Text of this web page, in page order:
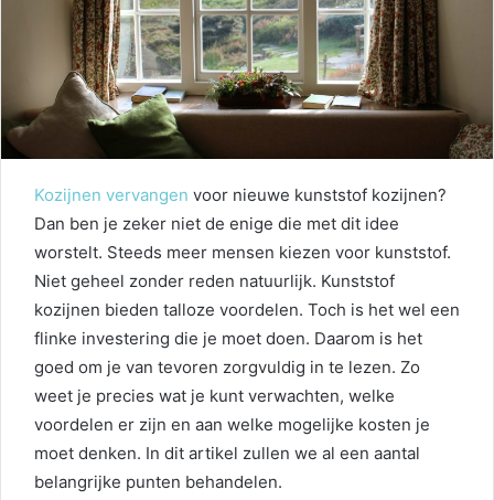
Kozijnen vervangen voor nieuwe kunststof kozijnen?
Dan ben je zeker niet de enige die met dit idee
worstelt. Steeds meer mensen kiezen voor kunststof.
Niet geheel zonder reden natuurlijk. Kunststof
kozijnen bieden talloze voordelen. Toch is het wel een
flinke investering die je moet doen. Daarom is het
goed om je van tevoren zorgvuldig in te lezen. Zo
weet je precies wat je kunt verwachten, welke
voordelen er zijn en aan welke mogelijke kosten je
moet denken. In dit artikel zullen we al een aantal
belangrijke punten behandelen.